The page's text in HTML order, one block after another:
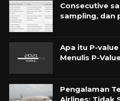
Consecutive
sampling, dan
Apa itu P-
Menulis P-
Pengalaman
Airlines: Tidak